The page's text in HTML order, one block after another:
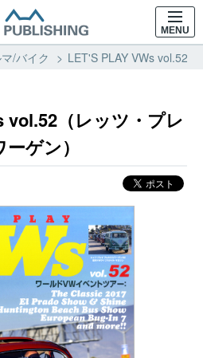
MENU
/バイク LET'S PLAY VWs vol.52
vol.52（レッツ・プレ
ゲン）